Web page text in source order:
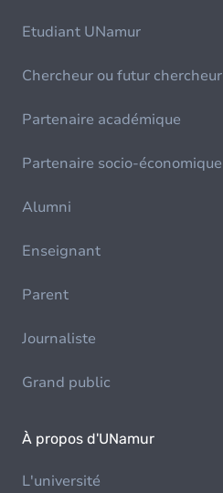
Etudiant UNamur
Chercheur ou futur chercheur
Partenaire académique
Partenaire socio-économique
Alumni
Enseignant
Parent
Journaliste
Grand public
À propos d'UNamur
L'université